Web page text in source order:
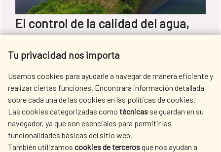
El control de la calidad del agua,
sostenible de los recursos hídricos
Conseguir que el agua siga siendo un bien
accesible depende de los esfuerzos por
hacer un uso adecuado, reducir la
contaminación y potenciar la regeneración
de los cuerpos de agua.
Tu privacidad nos importa
Usamos cookies para ayudarle a navegar de manera eficiente y
realizar ciertas funciones. Encontrará información detallada
sobre cada una de las cookies en las políticas de cookies.
Las cookies categorizadas como técnicas se guardan en su
navegador, ya que son esenciales para permitir las
funcionalidades básicas del sitio web.
También utilizamos cookies de tercerosque nos ayudan a